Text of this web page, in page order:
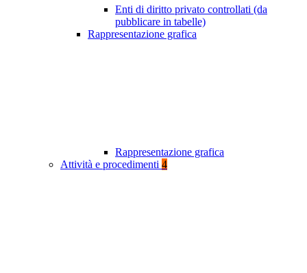
Enti di diritto privato controllati (da
pubblicare in tabelle)
Rappresentazione grafica
Rappresentazione grafica
Attività e procedimenti 4